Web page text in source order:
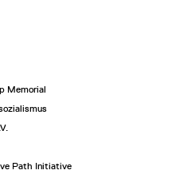
Memorial
Path Initiative